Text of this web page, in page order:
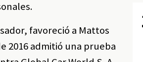
favoreció a Mattos
2016 admitió una prueba